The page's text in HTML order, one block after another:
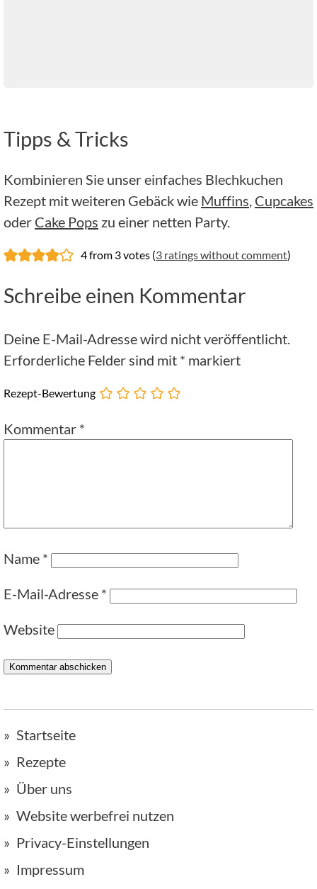
Tipps & Tricks
Kombinieren Sie unser einfaches Blechkuchen
Rezept mit weiteren Gebäck wie Muffins Cupcakes
oder Cake Pops zu einer netten Party.
4 from 3 votes (3 ratings without comment)
Schreibe einen Kommentar
Deine E-Mail-Adresse wird nicht veröffentlicht.
Erforderliche Felder sind mit * markiert
Rezept-Bewertung
Kommentar *
Name *
E-Mail-Adresse *
Website
Startseite
Rezepte
Über uns
Website werbefrei nutzen
Privacy-Einstellungen
Impressum